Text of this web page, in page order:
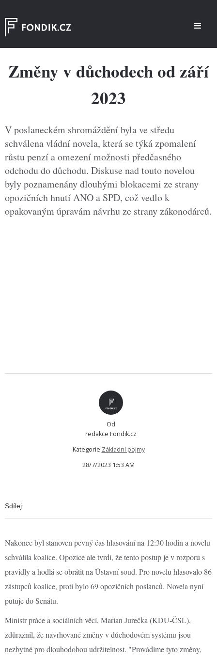
Změny v důchodech od září
2023
V poslaneckém shromáždění byla ve středu
schválena vládní novela, která se týká zpomalení
růstu penzí a omezení možnosti předčasného
odchodu do důchodu. Diskuse nad touto novelou
byly poznamenány dlouhými blokacemi ze strany
opozičních hnutí ANO a SPD, což vedlo k
opakovaným úpravám návrhu ze strany zákonodárců.
Od
redakce Fondik.cz
Kategorie:Základní pojmy
28/7/2023 1:53 AM
Sdílej:
Nakonec byl stanoven pevný čas hlasování na 12:30 hodin a novelu
schválila koalice. Opozice ale tvrdí, že tento postup je v rozporu s
pravidly a hodlá se obrátit na Ústavní soud. Pro novelu hlasovalo 86
zástupců koalice, proti bylo 69 opozičních poslanců. Novela nyní
putuje do Senátu.
Ministr práce a sociálních věcí, Marian Jurečka (KDU-ČSL),
zdůraznil, že navrhované změny v důchodovém systému jsou
nezbytné pro dlouhodobou udržitelnost. "Provádíme tyto změny,